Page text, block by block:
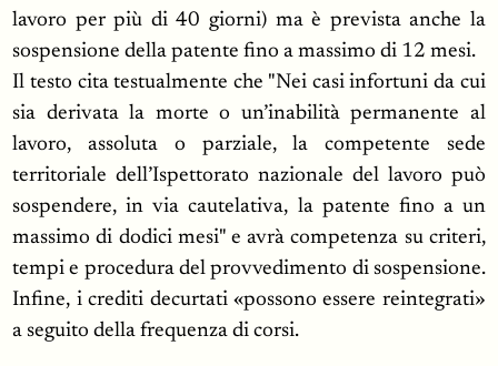
lavoro per più di 40 giorni) ma è prevista anche la
sospensione della patente fino a massimo di 12 mesi.
Il testo cita testualmente che "Nei casi infortuni da cui
sia derivata la morte o un’inabilità permanente al
lavoro, assoluta o parziale, la competente sede
territoriale dell’Ispettorato nazionale del lavoro può
sospendere, in via cautelativa, la patente fino a un
massimo di dodici mesi" e avrà competenza su criteri,
tempi e procedura del provvedimento di sospensione.
Infine, i crediti decurtati «possono essere reintegrati»
a seguito della frequenza di corsi.